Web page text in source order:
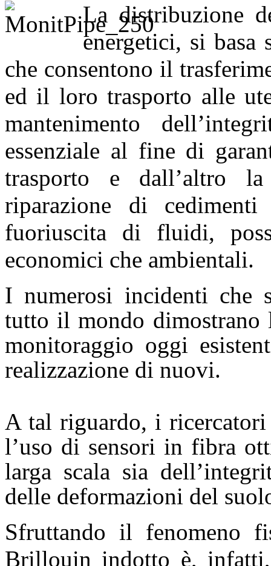
La distribuzione
energetici, si basa
che consentono il
ed il loro trasporto alle
mantenimento
essenziale al fine di
trasporto e dall’altro
riparazione di
fuoriuscita di fluidi,
economici che ambientali.
I numerosi incidenti che
tutto il mondo dimostrano
monitoraggio oggi
realizzazione di nuovi.
A tal riguardo, i
l’uso di sensori in fibra
larga scala sia
delle deformazioni del
Sfruttando il fenomeno
Brillouin indotto è,